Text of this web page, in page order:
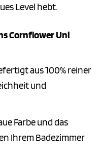
Level hebt.
Cornflower Uni
aus 100% reiner
und
Farbe und das
Ihrem Badezimmer